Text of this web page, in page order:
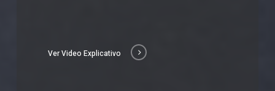
Ver Video Explicativo